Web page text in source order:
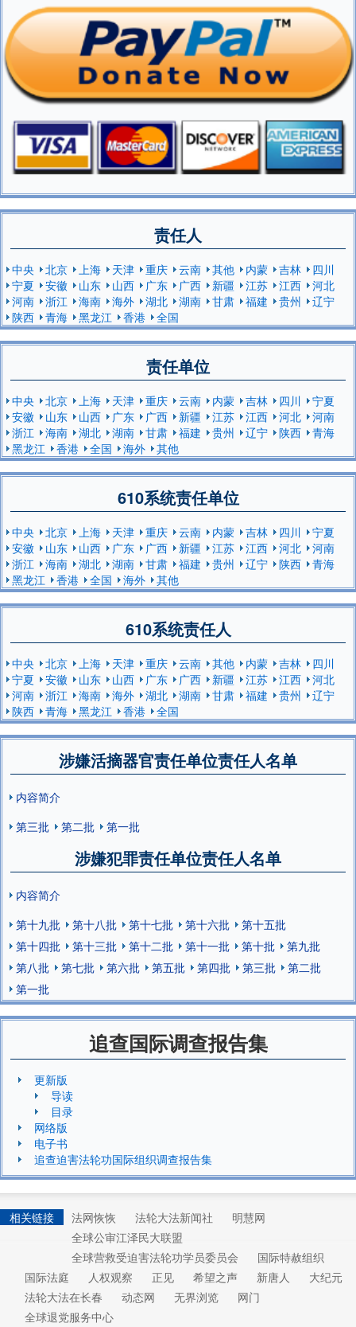
责任人
中央 北京 上海 天津 重庆 云南 其他 内蒙 吉林
四川
宁夏
安徽 山东 山西 广东 广西 新疆 江苏 江西
河北
河南
浙江 海南 海外 湖北 湖南 甘肃 福建 贵州
辽宁
陕西
青海 黑龙江 香港 全国
责任单位
中央 北京 上海 天津 重庆 云南 内蒙 吉林 四川
宁夏
安徽
山东 山西 广东 广西 新疆 江苏 江西 河北
河南
浙江
海南 湖北 湖南 甘肃 福建 贵州 辽宁 陕西
青海
黑龙江
香港 全国 海外 其他
610系统责任单位
中央 北京 上海 天津 重庆 云南 内蒙 吉林 四川
宁夏
安徽
山东 山西 广东 广西 新疆 江苏 江西 河北
河南
浙江
海南 湖北 湖南 甘肃 福建 贵州 辽宁 陕西
青海
黑龙江
香港 全国 海外 其他
610系统责任人
中央 北京 上海 天津 重庆 云南 其他 内蒙 吉林
四川
宁夏
安徽 山东 山西 广东 广西 新疆 江苏 江西
河北
河南
浙江 海南 海外 湖北 湖南 甘肃 福建 贵州
辽宁
陕西
青海 黑龙江 香港 全国
涉嫌活摘器官责任单位责任人名单
内容简介
第三批
第二批 第一批
涉嫌犯罪责任单位责任人名单
内容简介
第十九批
第十八批 第十七批 第十六批
第十五批
第十四批
第十三批 第十二批 第十一批 第十批
第九批
第八批
第七批 第六批 第五批 第四批 第三批
第二批
第一批
追查国际调查报告集
更新版
导读
目录
网络版
电子书
追查迫害法轮功国际组织调查报告集
相关链接 法网恢恢 法轮大法新闻社
明慧网
全球公审江泽民大联盟
全球营救受迫害法轮功学员委员会
国际特赦组织
国际法庭
人权观察 正见 希望之声 新唐人
大纪元
法轮大法在长春
动态网 无界浏览
网门
全球退党服务中心